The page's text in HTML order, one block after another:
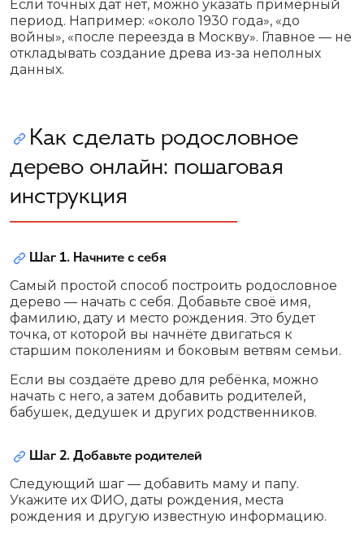
Если точных дат нет, можно указать примерный
период. Например: «около 1930 года», «до
войны», «после переезда в Москву». Главное — не
откладывать создание древа из-за неполных
данных.
Как сделать родословное
дерево онлайн: пошаговая
инструкция
Шаг 1. Начните с себя
Самый простой способ построить родословное
дерево — начать с себя. Добавьте своё имя,
фамилию, дату и место рождения. Это будет
точка, от которой вы начнёте двигаться к
старшим поколениям и боковым ветвям семьи.
Если вы создаёте древо для ребёнка, можно
начать с него, а затем добавить родителей,
бабушек, дедушек и других родственников.
Шаг 2. Добавьте родителей
Следующий шаг — добавить маму и папу.
Укажите их ФИО, даты рождения, места
рождения и другую известную информацию.